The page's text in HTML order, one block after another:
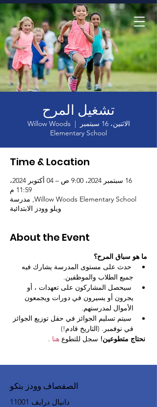
الصفحة الرئيسية
تشغيل المرح
الاثنين، 16 سبتمبر
  |
Willow Woods
Elementary School
Time & Location
16 سبتمبر 2024، 9:00 ص – 04 أكتوبر 2024،
11:59 م
Willow Woods Elementary School, مدرسة
ويلو وودز الابتدائية
About the Event
ما هو سباق المرح؟
حدث على مستوى المدرسة يشارك فيه
جميع الطلاب والموظفين.
سيحصل المشاركون على تعهدات ، أو
يجرون أو يسيرون في دورات ويجمعون
الأموال لمدرستهم.
سيتم تسليم الجوائز في حفل توزيع الجوائز
في نوفمبر. (التاريخ قادم!)
نحتاج متطوعين! سجل للتطوع هنا .
الصفصاف وودز بتكو
11001 دانيال درايف